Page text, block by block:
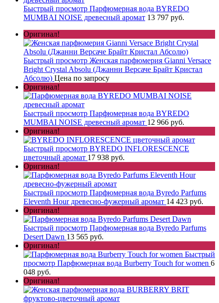
Быстрый просмотр Парфюмерная вода BYREDO
MUMBAI NOISE древесный аромат 13 797 руб.
Оригинал!
Быстрый просмотр Женская парфюмерия Gianni Versace
Bright Crystal Absolu (Джанни Версаче Брайт Кристал
Абсолю) Цена по запросу
Оригинал!
Быстрый просмотр Парфюмерная вода BYREDO
MUMBAI NOISE древесный аромат 12 966 руб.
Оригинал!
Быстрый просмотр BYREDO INFLORESСENСE
цветочный аромат 17 938 руб.
Оригинал!
Быстрый просмотр Парфюмерная вода Byredo Parfums
Eleventh Hour древесно-фужерный аромат 14 423 руб.
Оригинал!
Быстрый просмотр Парфюмерная вода Byredo Parfums
Desert Dawn 13 565 руб.
Оригинал!
Быстрый
просмотр Парфюмерная вода Burberry Touch for women 6
048 руб.
Оригинал!